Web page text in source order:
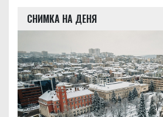
СНИМКА НА ДЕНЯ